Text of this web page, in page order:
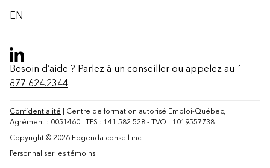
EN
Besoin d’aide ? Parlez à un conseiller ou appelez au 1
877 624.2344
Confidentialité | Centre de formation autorisé Emploi-Québec,
Agrément : 0051460 | TPS : 141 582 528 - TVQ : 1019557738
Copyright © 2026 Edgenda conseil inc.
Personnaliser les témoins